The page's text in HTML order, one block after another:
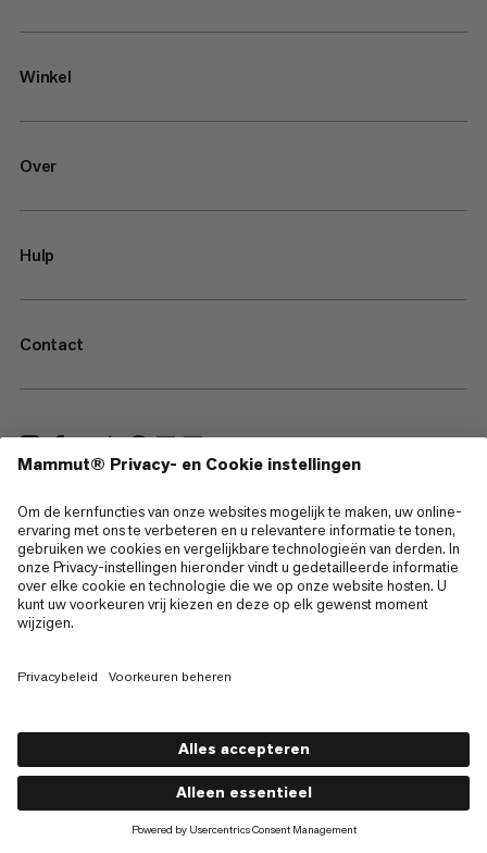
Winkel
Over
Hulp
Contact
—
Sitemap
Cookies
Juridische kennisgeving